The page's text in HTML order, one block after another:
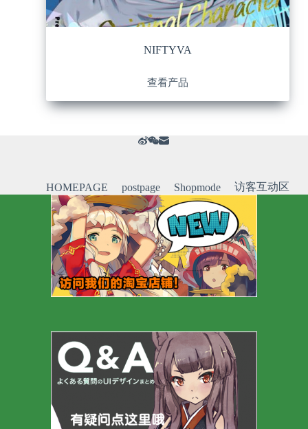
NIFTYVA
查看产品
HOMEPAGE postpage Shopmode 访客互动区